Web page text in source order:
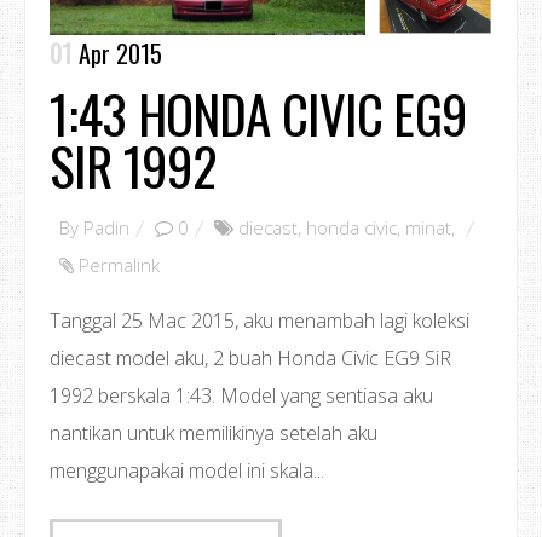
01 Apr 2015
1:43 HONDA CIVIC EG9
SIR 1992
By Padin 0 diecast, honda civic, minat,
Permalink
Tanggal 25 Mac 2015, aku menambah lagi koleksi
diecast model aku, 2 buah Honda Civic EG9 SiR
1992 berskala 1:43. Model yang sentiasa aku
nantikan untuk memilikinya setelah aku
menggunapakai model ini skala...